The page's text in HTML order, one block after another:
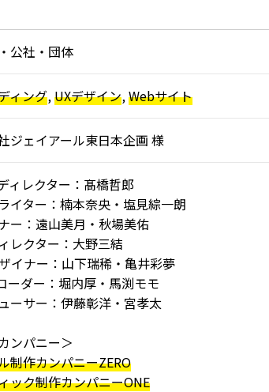
公社・団体
ィング, UXデザイン, Webサイト
ジェイアール東日本企画 様
ィレクター：髙橋哲郎
イター：楠本奈央・塩見綜一朗
ー：遠山美月・秋場美佑
レクター：大野三結
イナー：山下瑞稀・亀井彩夢
ーダー：堀内厚・馬渕モモ
ーサー：伊藤彰洋・宮孝太
ンパニー＞
制作カンパニーZERO
ック制作カンパニーONE